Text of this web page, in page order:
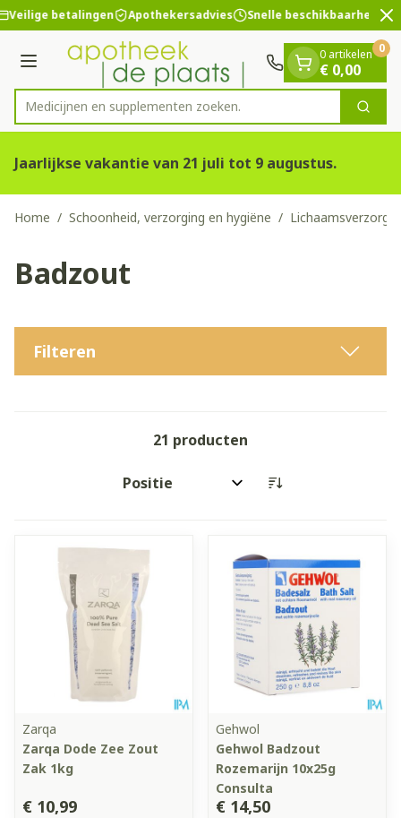
Ga naar de inhoud
2 van 2
Veilige betalingen Apothekersadvies Snelle beschikbaarheid
Menu
Product, merk, categorie...
Medicijnen en sup Zoek
0 artikelen
€ 0,00
0
Jaarlijkse vakantie van 21 juli tot 9 augustus.
Home / Schoonheid, verzorging en hygiëne /
Badzout
Filteren
21 producten
Sorteer op:
Zarqa
Zarqa Dode Zee Zout
Zak 1kg
€ 10,99
Gehwol
Gehwol Badzout
Rozemarijn 10x25g
Consulta
€ 14,50